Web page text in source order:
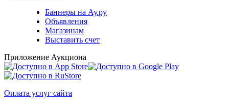
Баннеры на Ау.ру
Объявления
Магазинам
Выставить счет
Приложение Аукциона
Оплата услуг сайта